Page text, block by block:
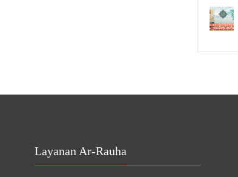
Layanan Ar-Rauha